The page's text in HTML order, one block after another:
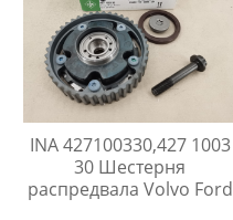
INA 427100330,427 1003
30 Шестерня
распредвала Volvo Ford